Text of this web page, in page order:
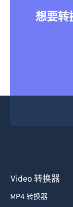
想要转
Video 转换器
MP4 转换器